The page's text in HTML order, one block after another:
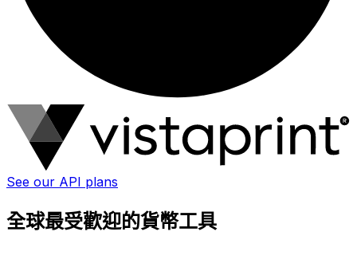
See our API plans
全球最受歡迎的貨幣工具